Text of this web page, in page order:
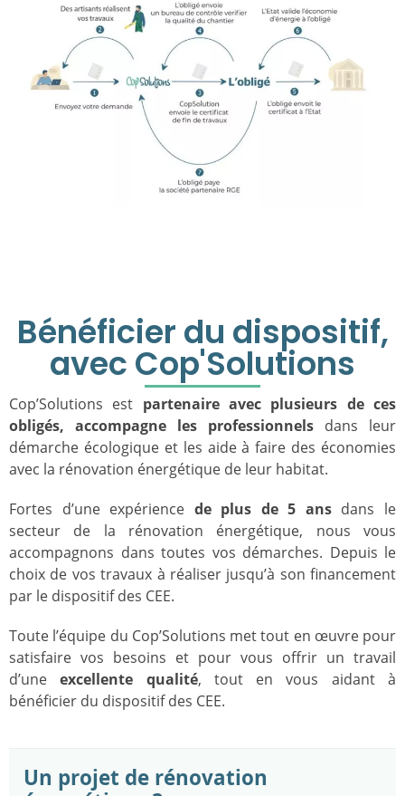
Bénéficier du dispositif,
avec Cop'Solutions
Cop’Solutions est partenaire avec plusieurs de ces
obligés, accompagne les professionnels dans leur
démarche écologique et les aide à faire des économies
avec la rénovation énergétique de leur habitat.
Fortes d’une expérience de plus de 5 ansdans le
secteur de la rénovation énergétique, nous vous
accompagnons dans toutes vos démarches. Depuis le
choix de vos travaux à réaliser jusqu’à son financement
par le dispositif des CEE.
Toute l’équipe du Cop’Solutions met tout en œuvre pour
satisfaire vos besoins et pour vous offrir un travail
d’uneexcellente qualité, tout en vous aidant à
bénéficier du dispositif des CEE.
Un projet de rénovation